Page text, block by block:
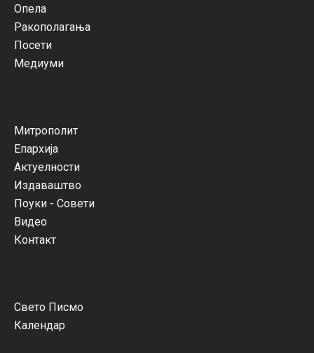
Опела
Ракополагања
Посети
Медиуми
Митрополит
Епархија
Актуелности
Издаваштво
Поуки - Совети
Видео
Контакт
Свето Писмо
Календар